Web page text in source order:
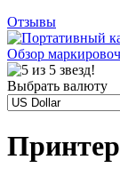
Отзывы
Обзор
Выбрать валюту